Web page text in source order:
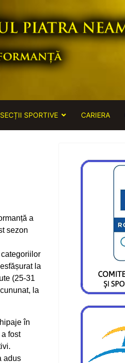
SECȚII SPORTIVE CARIERA
a
sezon
la
(25-31
la
în
fost
adus